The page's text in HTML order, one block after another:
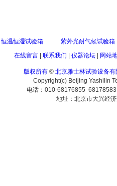
恒温恒湿试验箱
紫外光耐气候试验箱
在线留言| 联系我们 仪器论坛| 网站
版权所有 © 北京雅士林试验设备有
Copyright(c) Beijing Yashilin
电话：010-68176855
地址：北京市大兴经